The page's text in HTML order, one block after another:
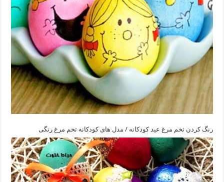
رنگ کردن تخم مرغ عید کودکانه / مدل های کودکانه تخم مرغ رنگی